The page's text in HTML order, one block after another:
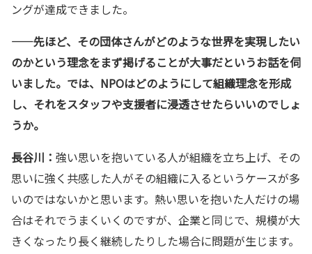
ングが達成できました。
——先ほど、その団体さんがどのような世界を実現したい
のかという理念をまず掲げることが大事だというお話を伺
いました。では、NPOはどのようにして組織理念を形成
し、それをスタッフや支援者に浸透させたらいいのでしょ
うか。
長谷川： 強い思いを抱いている人が組織を立ち上げ、その
思いに強く共感した人がその組織に入るというケースが多
いのではないかと思います。熱い思いを抱いた人だけの場
合はそれでうまくいくのですが、企業と同じで、規模が大
きくなったり長く継続したりした場合に問題が生じます。